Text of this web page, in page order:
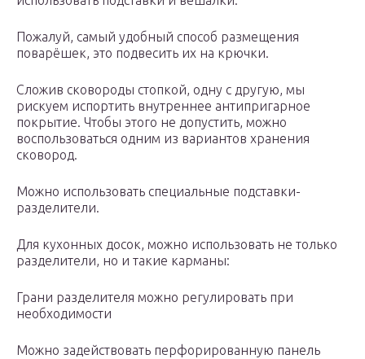
Пожалуй, самый удобный способ размещения
поварёшек, это подвесить их на крючки.
Сложив сковороды стопкой, одну с другую, мы
рискуем испортить внутреннее антипригарное
покрытие. Чтобы этого не допустить, можно
воспользоваться одним из вариантов хранения
сковород.
Можно использовать специальные подставки-
разделители.
Для кухонных досок, можно использовать не только
разделители, но и такие карманы:
Грани разделителя можно регулировать при
необходимости
Можно задействовать перфорированную панель